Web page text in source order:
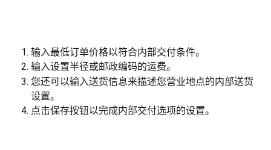
输入最低订单价格以符合内部交付条件。
输入设置半径或邮政编码的运费。
您还可以输入送货信息来描述您营业地点的内部送货
设置。
点击保存按钮以完成内部交付选项的设置。